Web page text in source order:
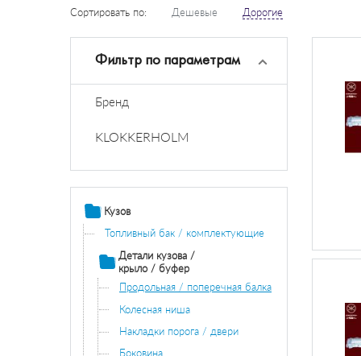
Сортировать по: Дешевые Дорогие
Фильтр по параметрам
Бренд
KLOKKERHOLM
Кузов
Топливный бак / комплектующие
Детали кузова /
крыло / буфер
Продольная / поперечная балка
Колесная ниша
Накладки порога / двери
Боковина